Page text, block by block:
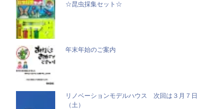
☆昆虫採集セット☆
年末年始のご案内
リノベーションモデルハウス 次回は３月７日
（土）